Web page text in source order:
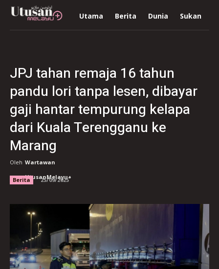
Utama Berita Dunia Sukan
JPJ tahan remaja 16 tahun
pandu lori tanpa lesen, dibayar
gaji hantar tempurung kelapa
dari Kuala Terengganu ke
Marang
Oleh Wartawan
UtusanMelayu+
Berita 25/09/2025